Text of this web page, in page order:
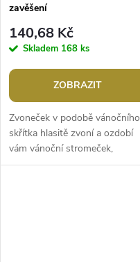
zavěšení
140,68 Kč
Skladem 168 ks
ZOBRAZIT
Zvoneček v podobě vánočního
skřítka hlasitě zvoní a ozdobí
vám vánoční stromeček,
dekorační věnce nebo ho